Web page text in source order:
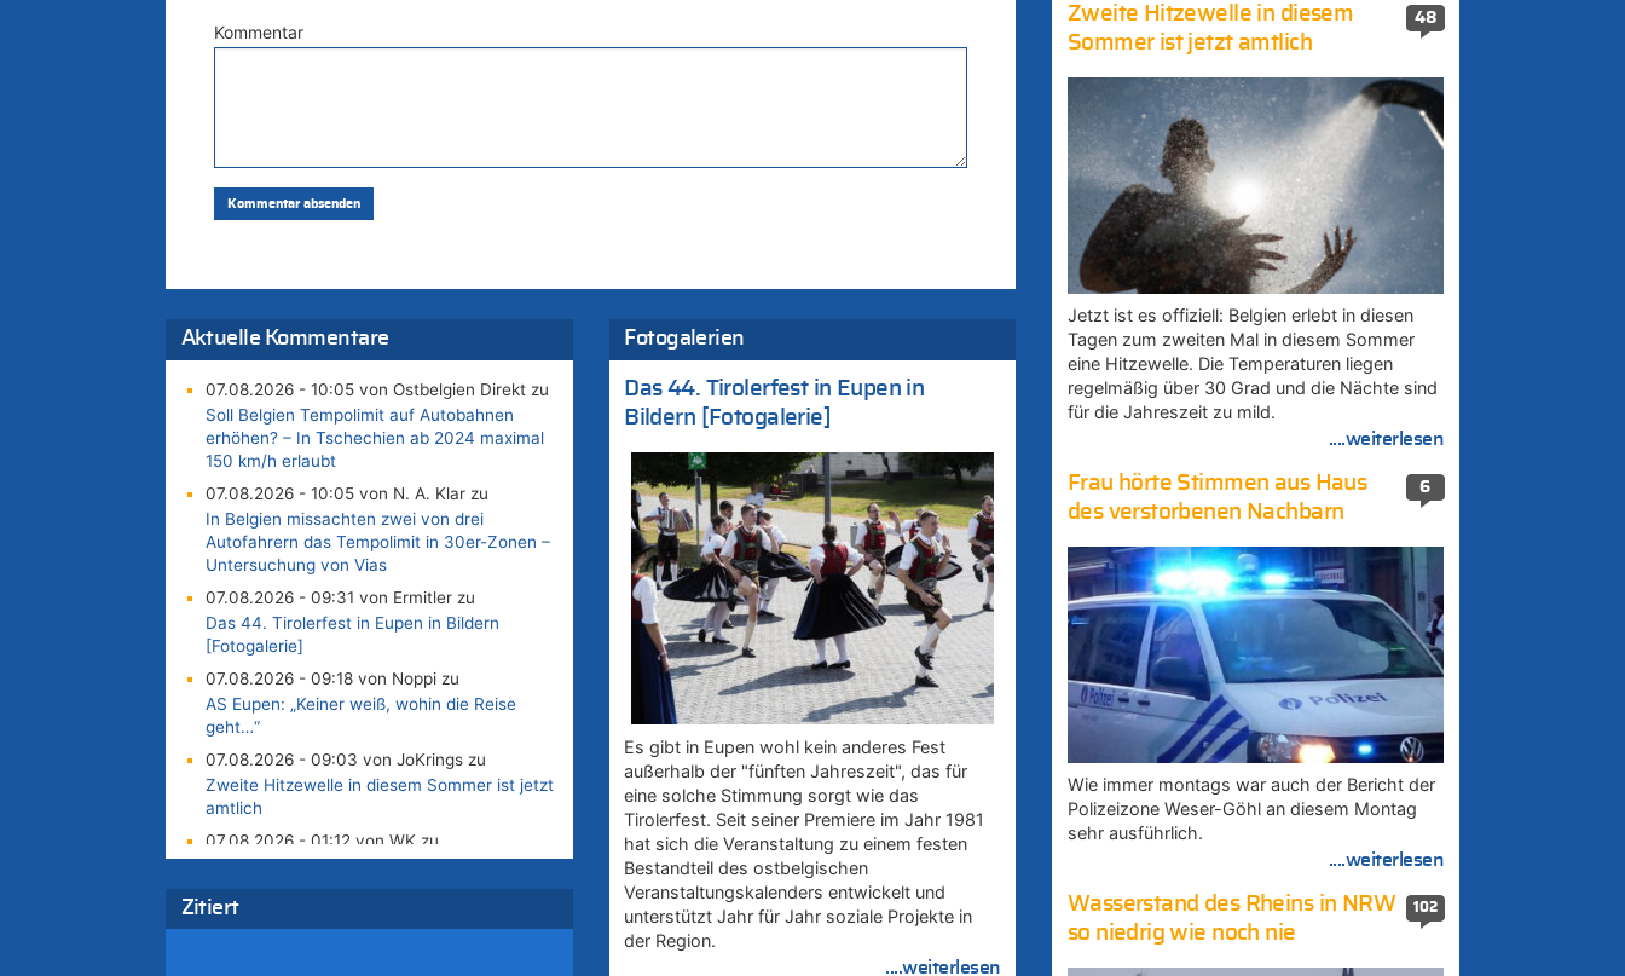
Kommentar
Aktuelle Kommentare
07.08.2026 - 10:05 von Ostbelgien Direkt zu
Soll Belgien Tempolimit auf Autobahnen
erhöhen? – In Tschechien ab 2024 maximal
150 km/h erlaubt
07.08.2026 - 10:05 von N. A. Klar zu
In Belgien missachten zwei von drei
Autofahrern das Tempolimit in 30er-Zonen –
Untersuchung von Vias
07.08.2026 - 09:31 von Ermitler zu
Das 44. Tirolerfest in Eupen in Bildern
[Fotogalerie]
07.08.2026 - 09:18 von Noppi zu
AS Eupen: „Keiner weiß, wohin die Reise
geht…“
07.08.2026 - 09:03 von JoKrings zu
Zweite Hitzewelle in diesem Sommer ist jetzt
amtlich
07.08.2026 - 01:12 von WK zu
Spanien Rekorde brechen [Fragen &
Antworten]
Zitiert
Fotogalerien
Das 44. Tirolerfest in Eupen in
Bildern [Fotogalerie]
Es gibt in Eupen wohl kein anderes Fest
außerhalb der "fünften Jahreszeit", das für
eine solche Stimmung sorgt wie das
Tirolerfest. Seit seiner Premiere im Jahr 1981
hat sich die Veranstaltung zu einem festen
Bestandteil des ostbelgischen
Veranstaltungskalenders entwickelt und
unterstützt Jahr für Jahr soziale Projekte in
der Region.
....weiterlesen
48
Zweite Hitzewelle in diesem
Sommer ist jetzt amtlich
Jetzt ist es offiziell: Belgien erlebt in diesen
Tagen zum zweiten Mal in diesem Sommer
eine Hitzewelle. Die Temperaturen liegen
regelmäßig über 30 Grad und die Nächte sind
für die Jahreszeit zu mild.
....weiterlesen
6
Frau hörte Stimmen aus Haus
des verstorbenen Nachbarn
Wie immer montags war auch der Bericht der
Polizeizone Weser-Göhl an diesem Montag
sehr ausführlich.
....weiterlesen
102
Wasserstand des Rheins in NRW
so niedrig wie noch nie